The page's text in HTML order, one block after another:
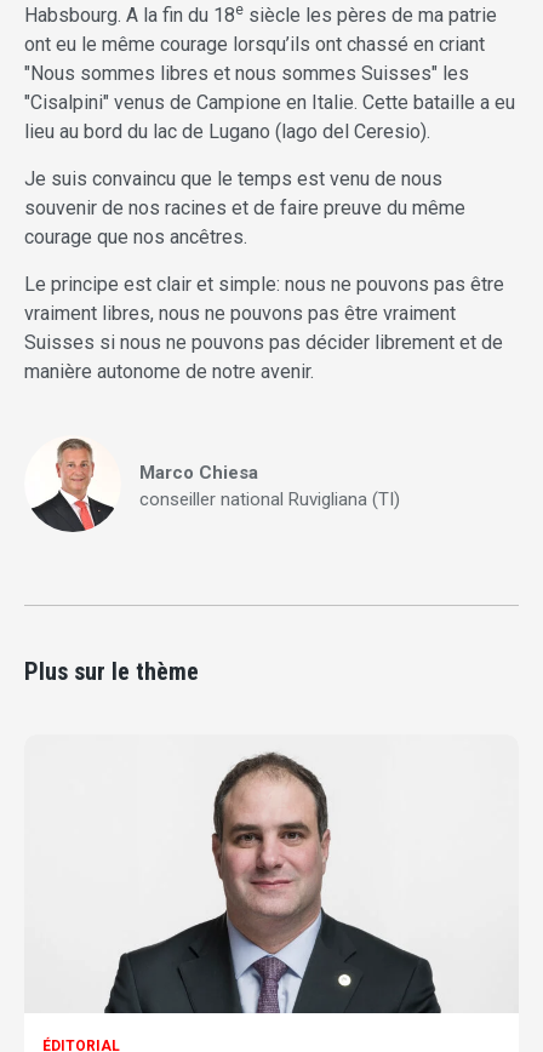
Habsbourg. A la fin du 18e siècle les pères de ma patrie
ont eu le même courage lorsqu’ils ont chassé en criant
"Nous sommes libres et nous sommes Suisses" les
"Cisalpini" venus de Campione en Italie. Cette bataille a eu
lieu au bord du lac de Lugano (lago del Ceresio).
Je suis convaincu que le temps est venu de nous
souvenir de nos racines et de faire preuve du même
courage que nos ancêtres.
Le principe est clair et simple: nous ne pouvons pas être
vraiment libres, nous ne pouvons pas être vraiment
Suisses si nous ne pouvons pas décider librement et de
manière autonome de notre avenir.
Marco Chiesa
conseiller national Ruvigliana (TI)
Plus sur le thème
ÉDITORIAL